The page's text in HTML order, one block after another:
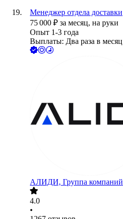
Менеджер отдела доставки
75 000 ₽ за месяц, на руки
Опыт 1-3 года
Выплаты: Два раза в месяц
АЛИДИ, Группа компаний
4.0
•